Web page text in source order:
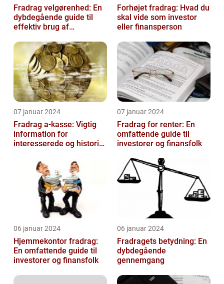
Fradrag velgørenhed: En
dybdegående guide til
effektiv brug af
Forhøjet fradrag: Hvad du
skal vide som investor
eller finansperson
07 januar 2024
Fradrag a-kasse: Vigtig
information for
interesserede og historisk
07 januar 2024
Fradrag for renter: En
omfattende guide til
investorer og finansfolk
06 januar 2024
Hjemmekontor fradrag:
En omfattende guide til
investorer og finansfolk
06 januar 2024
Fradragets betydning: En
dybdegående
gennemgang